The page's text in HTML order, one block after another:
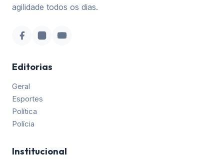
agilidade todos os dias.
Editorias
Geral
Esportes
Política
Polícia
Institucional